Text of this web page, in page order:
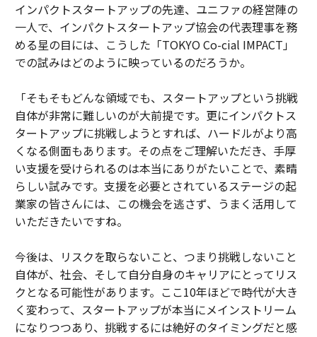
インパクトスタートアップの先達、ユニファの経営陣の
一人で、インパクトスタートアップ協会の代表理事を務
める星の目には、こうした「TOKYO Co-cial IMPACT」
での試みはどのように映っているのだろうか。
「そもそもどんな領域でも、スタートアップという挑戦
自体が非常に難しいのが大前提です。更にインパクトス
タートアップに挑戦しようとすれば、ハードルがより高
くなる側面もあります。その点をご理解いただき、手厚
い支援を受けられるのは本当にありがたいことで、素晴
らしい試みです。支援を必要とされているステージの起
業家の皆さんには、この機会を逃さず、うまく活用して
いただきたいですね。
今後は、リスクを取らないこと、つまり挑戦しないこと
自体が、社会、そして自分自身のキャリアにとってリス
クとなる可能性があります。ここ10年ほどで時代が大き
く変わって、スタートアップが本当にメインストリーム
になりつつあり、挑戦するには絶好のタイミングだと感